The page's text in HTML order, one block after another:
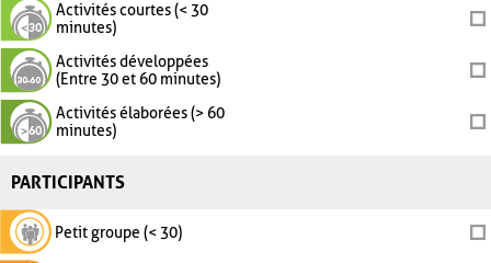
Activités courtes (< 30
minutes)
Activités développées
(Entre 30 et 60 minutes)
Activités élaborées (> 60
minutes)
PARTICIPANTS
Petit groupe (< 30)